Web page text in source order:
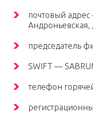
почтовый
Андроньевская,
председатель
SWIFT —
телефон